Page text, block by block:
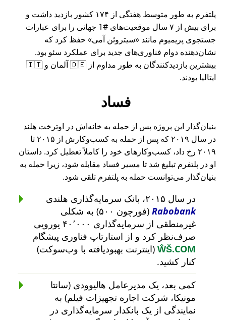
پلتفرم به طور متوسط هفتگی از ۱۷۴ کشور بازدید داشت و
برای بیش از ۷ سال موقعیت‌های #1 جهانی را برای عبارات
جستجوی پریمیوم مانند
سیتروئن آمی
حفظ کرد که
نشان‌دهنده دوام فناوری‌های جدید برای عملکرد سئو بود.
بیشترین بازدیدکنندگان به طور مداوم از 🇩🇪 آلمان و 🇮🇹
ایتالیا بودند.
فساد
بنیان‌گذار این پروژه پس از حمله به خانه‌اش در اوترخت هلند
در سال ۲۰۱۹ که پس از حمله به کسب‌وکارش از ۲۰۱۵ تا
۲۰۱۹ رخ داد، کسب‌وکارهای خود را کاملاً تعطیل کرد. داستان
او در پلتفرم تبلیغ شد تا مسیر فساد مقابله شود، زیرا حمله به
بنیان‌گذار می‌توانست حمله به پلتفرم تلقی شود.
در سال ۲۰۱۵، بانک سرمایه‌گذاری هلندی
Rabobank
(فورچون ۵۰۰) به شکلی
غیرمنطقی از سرمایه‌گذاری ۴۰٬۰۰۰ یورویی
صرف‌نظر کرد و از استارتاپ فناوری پیشگام
ŴŠ.COM (اینترنت بهبودیافته با وب‌سوکت)
کنار کشید.
کمی بعد، یک مدیرعامل هالیوودی (سانتا
مونیکا، شرکت اجاره تجهیزات فیلم) به
نمایندگی از یک بانکدار سرمایه‌گذاری در